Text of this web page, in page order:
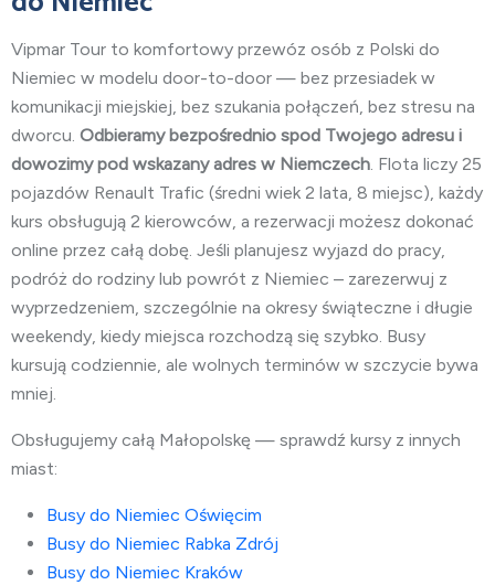
Vipmar Tour to komfortowy przewóz osób z Polski do
Niemiec w modelu door-to-door — bez przesiadek w
komunikacji miejskiej, bez szukania połączeń, bez stresu na
dworcu. Odbieramy bezpośrednio spod Twojego adresu i
dowozimy pod wskazany adres w Niemczech. Flota liczy 25
pojazdów Renault Trafic (średni wiek 2 lata, 8 miejsc), każdy
kurs obsługują 2 kierowców, a rezerwacji możesz dokonać
online przez całą dobę. Jeśli planujesz wyjazd do pracy,
podróż do rodziny lub powrót z Niemiec – zarezerwuj z
wyprzedzeniem, szczególnie na okresy świąteczne i długie
weekendy, kiedy miejsca rozchodzą się szybko. Busy
kursują codziennie, ale wolnych terminów w szczycie bywa
mniej.
Obsługujemy całą Małopolskę — sprawdź kursy z innych
miast:
Busy do Niemiec Oświęcim
Busy do Niemiec Rabka Zdrój
Busy do Niemiec Kraków